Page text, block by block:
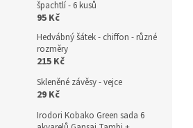
špachtlí - 6 kusů
95 Kč
Hedvábný šátek - chiffon - různé
rozměry
215 Kč
Skleněné závěsy - vejce
29 Kč
Irodori Kobako Green sada 6